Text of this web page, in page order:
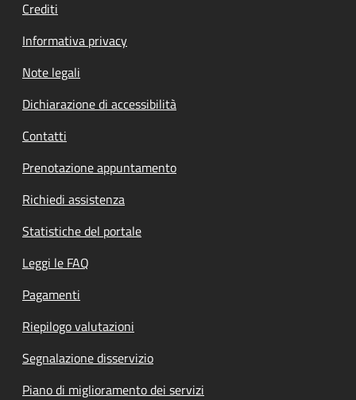
Crediti
Informativa privacy
Note legali
Dichiarazione di accessibilità
Contatti
Prenotazione appuntamento
Richiedi assistenza
Statistiche del portale
Leggi le FAQ
Pagamenti
Riepilogo valutazioni
Segnalazione disservizio
Piano di miglioramento dei servizi